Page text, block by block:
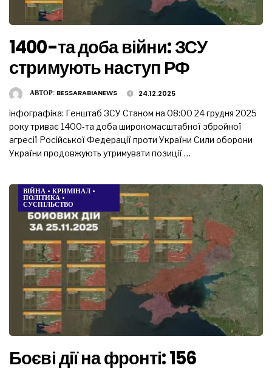
1400-та доба війни: ЗСУ
стримують наступ РФ
АВТОР: BESSARABIANEWS 24.12.2025
інфографіка: Генштаб ЗСУ Станом на 08:00 24 грудня 2025
року триває 1400-та доба широкомасштабної збройної
агресії Російської Федерації проти України Сили оборони
України продовжують утримувати позиції …
ВІЙНА • КРИМІНАЛ •
ПОЛІТИКА •
СУСПІЛЬСТВО
Боєві дії на фронті: 156